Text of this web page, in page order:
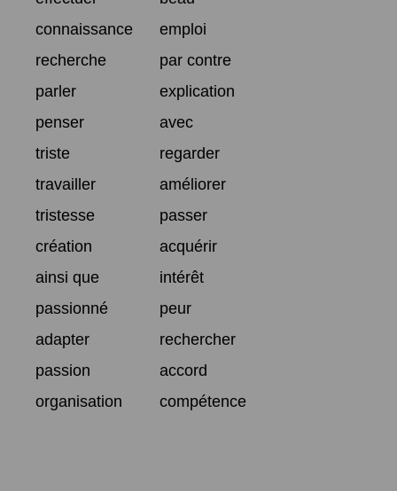
connaissance
emploi
recherche
par contre
parler
explication
penser
avec
triste
regarder
travailler
améliorer
tristesse
passer
création
acquérir
ainsi que
intérêt
passionné
peur
adapter
rechercher
passion
accord
organisation
compétence